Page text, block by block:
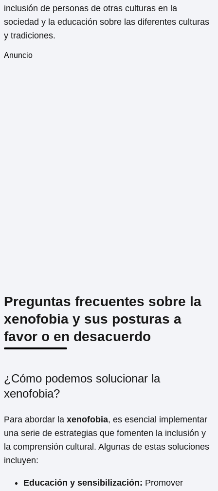
inclusión de personas de otras culturas en la
sociedad y la educación sobre las diferentes culturas
y tradiciones.
Anuncio
Preguntas frecuentes sobre la
xenofobia y sus posturas a
favor o en desacuerdo
¿Cómo podemos solucionar la
xenofobia?
Para abordar la xenofobia, es esencial implementar
una serie de estrategias que fomenten la inclusión y
la comprensión cultural. Algunas de estas soluciones
incluyen:
Educación y sensibilización: Promover